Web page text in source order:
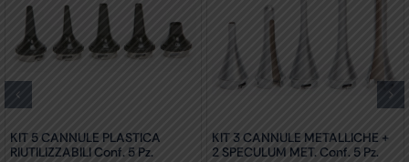
KIT 5 CANNULE PLASTICA
RIUTILIZZABILI Conf. 5 Pz.
KIT 3 CANNULE METALLICHE +
2 SPECULUM MET. Conf. 5 Pz.